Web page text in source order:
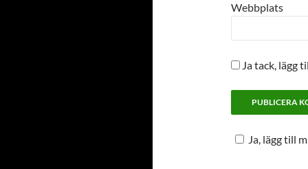
Webbplats
Ja tack, lägg
Ja, lägg till